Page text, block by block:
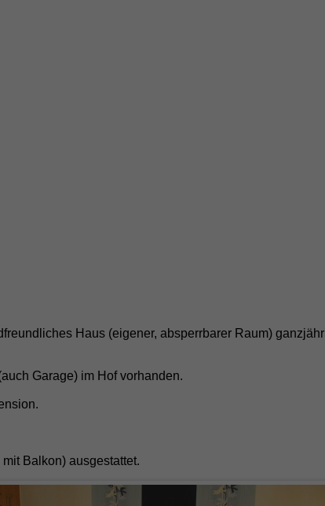
Haus (eigener, absperrbarer Raum)
Garage) im Hof vorhanden.
Balkon) ausgestattet.